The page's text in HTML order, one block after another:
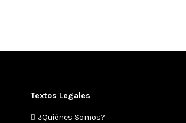
Preguntar disponibilidad
Consultar disponibilidad
Textos Legales
¿Quiénes Somos?